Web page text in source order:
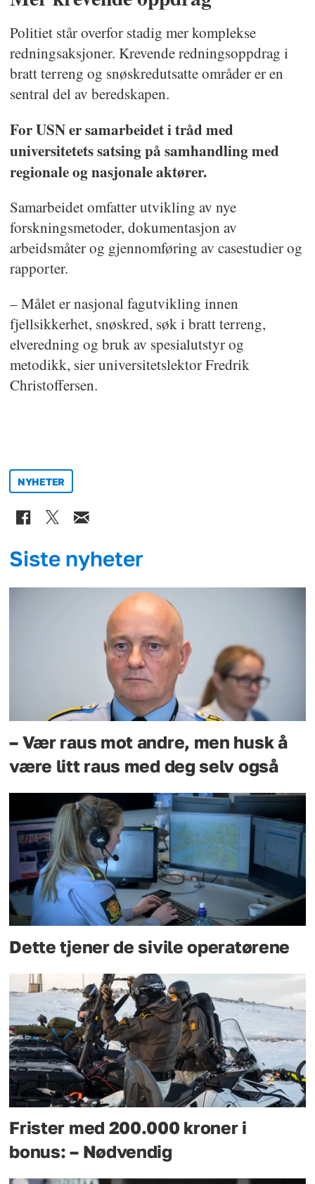
Politiet står overfor stadig mer komplekse
redningsaksjoner. Krevende redningsoppdrag i
bratt terreng og snøskredutsatte områder er en
sentral del av beredskapen.
For USN er samarbeidet i tråd med
universitetets satsing på samhandling med
regionale og nasjonale aktører.
Samarbeidet omfatter utvikling av nye
forskningsmetoder, dokumentasjon av
arbeidsmåter og gjennomføring av casestudier og
rapporter.
– Målet er nasjonal fagutvikling innen
fjellsikkerhet, snøskred, søk i bratt terreng,
elveredning og bruk av spesialutstyr og
metodikk, sier universitetslektor Fredrik
Christoffersen.
NYHETER
Siste nyheter
– Vær raus mot andre, men husk å
være litt raus med deg selv også
Dette tjener de sivile operatørene
Frister med 200.000 kroner i
bonus: – Nødvendig